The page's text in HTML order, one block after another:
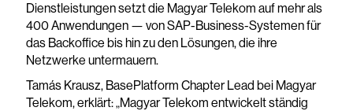
Dienstleistungen setzt die Magyar Telekom auf mehr als
400 Anwendungen — von SAP-Business-Systemen für
das Backoffice bis hin zu den Lösungen, die ihre
Netzwerke untermauern.
Tamás Krausz, BasePlatform Chapter Lead bei Magyar
Telekom, erklärt: „Magyar Telekom entwickelt ständig